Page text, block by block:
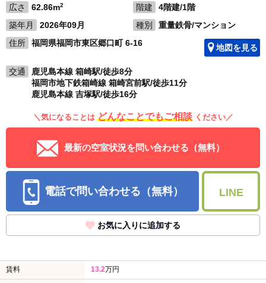
広さ
62.86m2 階建
4階建/1階
築年月
2026年09月 種別
重量鉄骨/マンション
住所
福岡県福岡市東区郷口町 6-16 地図を見る
交通
鹿児島本線 箱崎駅/徒歩8分
福岡市地下鉄箱崎線 箱崎宮前駅/徒歩11分
鹿児島本線 吉塚駅/徒歩16分
＼気になることは どんなことでもご相談 ください／
最新の空室状況を問い合わせる（無料）
電話で問い合わせる（無料） LINE
お気に入りに追加する
賃料 13.2万円